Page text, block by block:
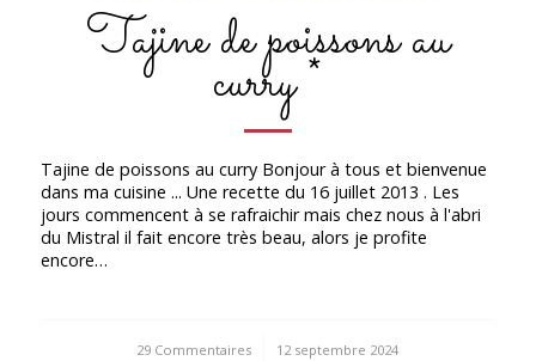
Tajine de poissons au
curry *
Tajine de poissons au curry Bonjour à tous et bienvenue
dans ma cuisine ... Une recette du 16 juillet 2013 . Les
jours commencent à se rafraichir mais chez nous à l'abri
du Mistral il fait encore très beau, alors je profite
encore…
29 Commentaires
/ 12 septembre 2024